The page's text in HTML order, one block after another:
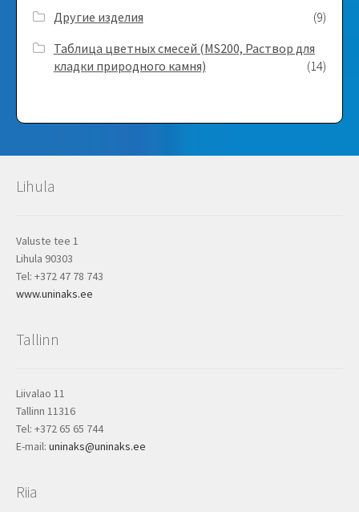
Другие изделия
(9)
Таблица цветных смесей (MS200, Раствор для
кладки природного камня)
(14)
Lihula
Valuste tee 1
Lihula 90303
Tel: +372 47 78 743
www.uninaks.ee
Tallinn
Liivalao 11
Tallinn 11316
Tel: +372 65 65 744
E-mail: uninaks@uninaks.ee
Riia